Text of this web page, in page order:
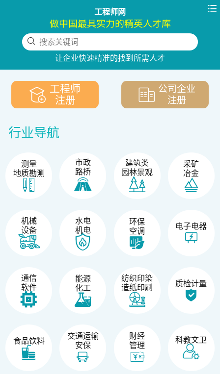
工程师网 
做中国最具实力的精英人才库
搜索关键词
让企业快速精准的找到所需人才
下拉刷新
工程师
注册
公司企业
注册
行业导航
测量
地质勘测
市政
路桥
建筑类
园林景观
采矿
冶金
机械
设备
水电
机电
环保
空调
电子电器
通信
软件
能源
化工
纺织印染
造纸印刷
质检计量
食品饮料
交通运输
安保
财经
管理
科教文卫